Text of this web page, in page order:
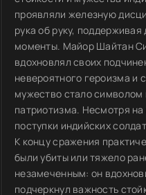
проявляли железную
рука об руку,
моменты. Майор Шайтан
вдохновлял своих
невероятного героизма и
мужество стало символом
патриотизма. Несмотря
поступки индийских
К концу сражения
были убиты или тяжело
незамеченным: он
подчеркнул важность